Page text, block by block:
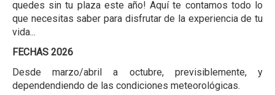
quedes sin tu plaza este año! Aquí te contamos todo lo
que necesitas saber para disfrutar de la experiencia de tu
vida...
FECHAS 2026
Desde marzo/abril a octubre, previsiblemente, y
dependendiendo de las condiciones meteorológicas.